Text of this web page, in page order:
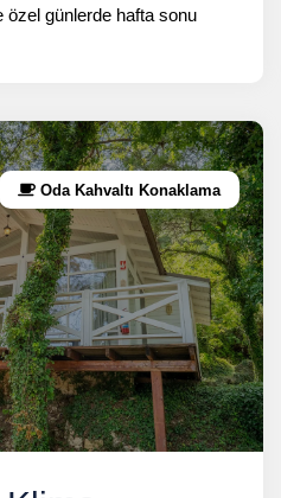
günlerde hafta sonu
Oda Kahvaltı Konaklama